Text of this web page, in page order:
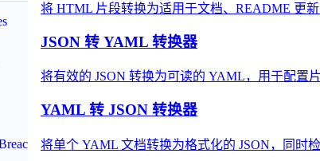
将 HTML 片段转换为适用于文档、README 更新
JSON 转 YAML 转换器
将有效的 JSON 转换为可读的 YAML，用于配置
YAML 转 JSON 转换器
将单个 YAML 文档转换为格式化的 JSON，同时